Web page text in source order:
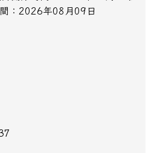
：2026年08月09日